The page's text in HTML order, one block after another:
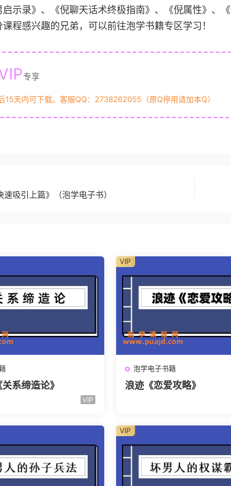
启示录》、《倪聊天话术终极指南》、《倪属性》、
程感兴趣的兄弟，可以前往泡学书籍专区学习！
专享
15天内可下载。客服QQ：2738262055（原Q停用请加本Q）
吸引上篇》（泡学电子书）
系缔造论》
VIP
泡学电子书籍
浪迹《恋爱攻略》
VIP
VIP